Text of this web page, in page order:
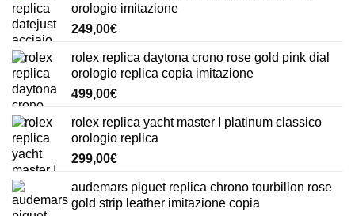
orologio imitazione
249,00€
rolex replica daytona crono rose gold pink dial
orologio replica copia imitazione
499,00€
rolex replica yacht master I platinum classico
orologio replica
299,00€
audemars piguet replica chrono tourbillon rose
gold strip leather imitazione copia